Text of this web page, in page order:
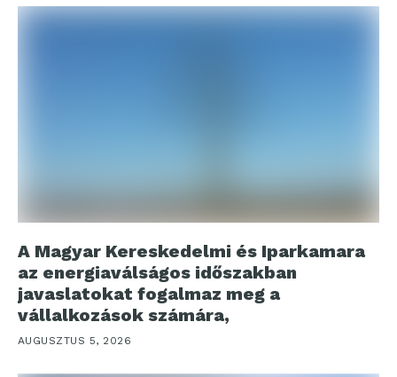
A Magyar Kereskedelmi és Iparkamara
az energiaválságos időszakban
javaslatokat fogalmaz meg a
vállalkozások számára,
AUGUSZTUS 5, 2026